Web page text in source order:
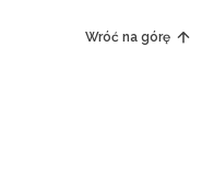
Wróć na górę